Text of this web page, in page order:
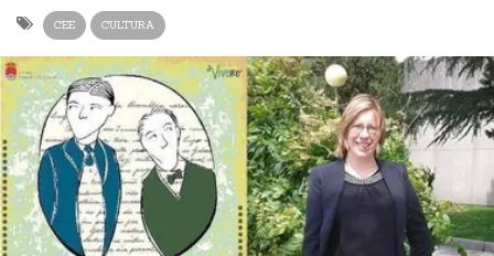
CEE CULTURA